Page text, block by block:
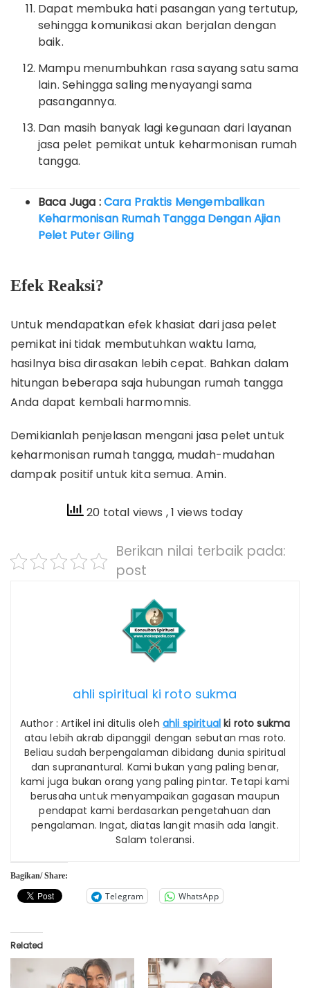
Dapat membuka hati pasangan yang tertutup,
sehingga komunikasi akan berjalan dengan
baik.
Mampu menumbuhkan rasa sayang satu sama
lain. Sehingga saling menyayangi sama
pasangannya.
Dan masih banyak lagi kegunaan dari layanan
jasa pelet pemikat untuk keharmonisan rumah
tangga.
Baca Juga :Cara Praktis Mengembalikan
Keharmonisan Rumah Tangga Dengan Ajian
Pelet Puter Giling
Efek Reaksi?
Untuk mendapatkan efek khasiat dari jasa pelet
pemikat ini tidak membutuhkan waktu lama,
hasilnya bisa dirasakan lebih cepat. Bahkan dalam
hitungan beberapa saja hubungan rumah tangga
Anda dapat kembali harmomnis.
Demikianlah penjelasan mengani jasa pelet untuk
keharmonisan rumah tangga, mudah-mudahan
dampak positif untuk kita semua. Amin.
20 total views , 1 views today
Berikan nilai terbaik pada:
post
ahli spiritual ki roto sukma
Author : Artikel ini ditulis oleh ahli spiritual ki roto sukma
atau lebih akrab dipanggil dengan sebutan mas roto.
Beliau sudah berpengalaman dibidang dunia spiritual
dan supranantural. Kami bukan yang paling benar,
kami juga bukan orang yang paling pintar. Tetapi kami
berusaha untuk menyampaikan gagasan maupun
pendapat kami berdasarkan pengetahuan dan
pengalaman. Ingat, diatas langit masih ada langit.
Salam toleransi.
Bagikan/ Share:
Telegram WhatsApp
Related